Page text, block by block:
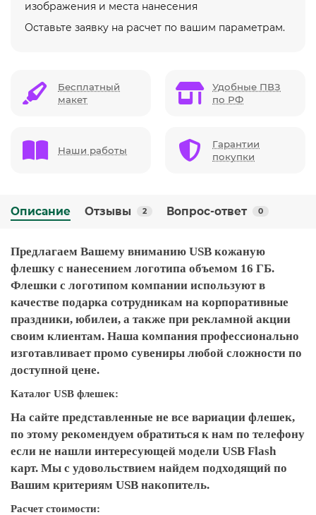
изображения и места нанесения
Оставьте заявку на расчет по вашим параметрам.
Бесплатный
макет
Удобные ПВЗ
по РФ
Наши работы
Гарантии
покупки
Описание Отзывы 2 Вопрос-ответ 0
Предлагаем Вашему вниманию USB кожаную
флешку с нанесением логотипа объемом 16 ГБ.
Флешки с логотипом компании используют в
качестве подарка сотрудникам на корпоративные
праздники, юбилеи, а также при рекламной акции
своим клиентам. Наша компания профессионально
изготавливает промо сувениры любой сложности по
доступной цене.
Каталог USB флешек:
На сайте представленные не все вариации флешек,
по этому рекомендуем обратиться к нам по телефону
если не нашли интересующей модели USB Flash
карт. Мы с удовольствием найдем подходящий по
Вашим критериям USB накопитель.
Расчет стоимости: